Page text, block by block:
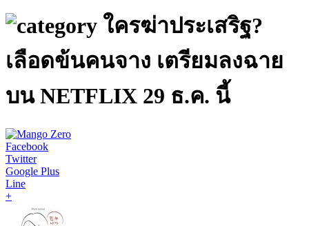
ใครฆ่าประเสริฐ?
เลือดข้นคนจาง เตรียมลงฉาย
บน NETFLIX 29 ธ.ค. นี้
Facebook
Twitter
Google Plus
Line
+